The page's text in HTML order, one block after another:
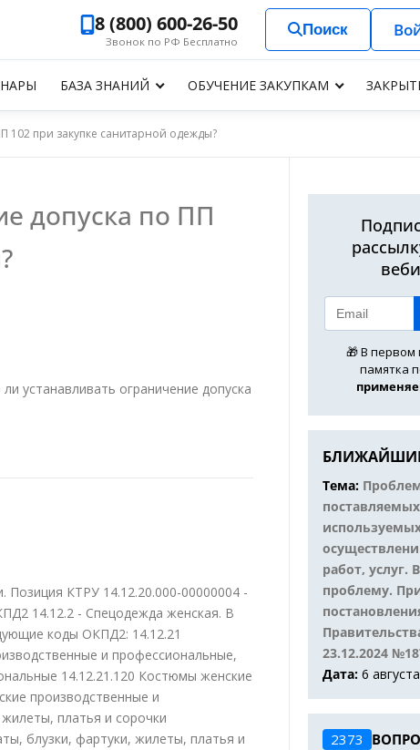
8 (800) 600-26-50
Звонок по РФ Бесплатно
Поиск
БАЗА ЗНАНИЙ ОБУЧЕНИЕ ЗАКУПКАМ
102 при закупке санитарной одежды?
допуска по ПП
устанавливать ограничение допуска
КТРУ 14.12.20.000-00000004 -
14.12.2 - Спецодежда женская. В
коды ОКПД2: 14.12.21
и профессиональные,
14.12.21.120 Костюмы женские
производственные и
платья и сорочки
блузки, фартуки, жилеты, платья и
🎁 В первом
памятка
Тема:
работ, услуг.
проблему.
23.12.2024
Дата: 6
2373